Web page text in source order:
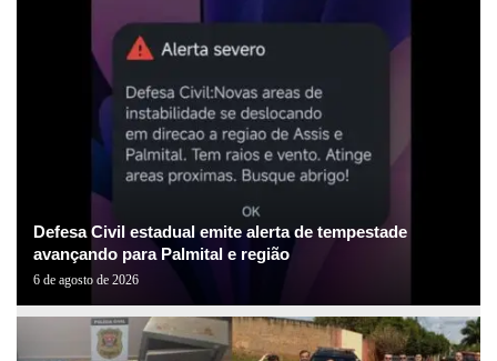
Defesa Civil estadual emite alerta de tempestade
avançando para Palmital e região
6 de agosto de 2026